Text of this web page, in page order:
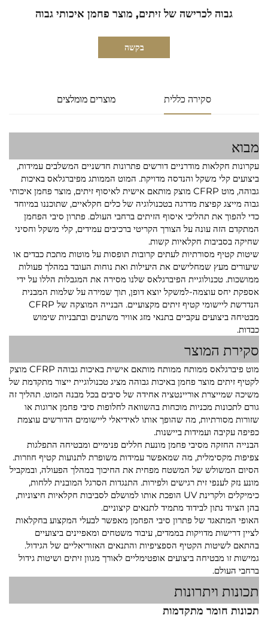
גבוה לכרישה של זיתים, מוצר פחמן איכותי גבוה
בקשה
סקירה כללית מוצרים מומלצים
מבוא
עקרונות חקלאות מודרניים דורשים פתרונות חדשניים המשלבים עמידות,
ביצועים קלי משקל והנדסה מדויקת. המוט הממותג מפיברגלאס באיכות
גבוהה, מוט CFRP מוצק מותאם אישית לאיסוף זיתים, מוצר פחמן איכותי
גבוה מייצג קפיצת מדרגה בטכנולוגיה של כלים חקלאיים, שתוכננו במיוחד
כדי להפוך את תהליכי איסוף הזיתים ברחבי העולם. פתרון סיבי הפחמן
המתקדם הזה עונה על הצורך הקריטי ברכיבים עמידים, קלי משקל וחסיני
שחיקה בסביבות חקלאיות קשות.
שיטות קטיף מסורתיות לעתים קרובות תופסות על מוטות מתכת כבדים או
שיעורים מעץ שמחלישים את היעילות ואת נוחות העובד במהלך פעולות
ממושכות. טכנולוגיית הפיברגלאס שלנו מסירה את המגבלות הללו על ידי
אספקת יחס עוצמה-למשקל יוצא דופן, תוך שמירה על שלמות המבנית
הנדרשת ליישומי קטיף זיתים מקצועיים. הבנייה המוצקה של CFRP
מבטיחה ביצועים עקביים בתנאי מזג אוויר משתנים ובתבניות שימוש
כבדות.
סקירת המוצר
מוט פיברגלאס ממותח ממותח מותאם אישית באיכות גבוהה CFRP מוצק
לקטיף זיתים מוצר פחמן באיכות גבוהה מציג טכנולוגיית ייצור מתקדמת של
משיכה שמייצרת אוריינטציה אחידה של סיבים בכל מבנה המוט. תהליך זה
גורם לתכונות מכניות מוכחות בהשוואה לחלופות סיבי פחמן ארוגות או
שזורות מסורתיות, מה שהופך אותו לאידיאלי ליישומים הדורשים עוצמת
כפיפה עקיבה ועמידות ביישנות.
הבנייה החזקה מסיבי פחמן מונעת חללים פנימיים ומבטיחה התפלגות
צפיפות מקסימלית, מה שמאפשר עמידות משופרת לתנועות קטיף חוזרות.
הסיום המשולש של המשטח מפחית את החיכוך במהלך הפעולה, ובמקביל
מונע נזק לענפי זית רגישים ולפירות. התנגדות הסרגל המובנית ללחות,
כימיקלים ולקרינת UV הופכת אותו למושלם לסביבות חקלאיות חיצוניות,
בהן הציוד נתון לבידוד מתמיד לתנאים קיצוניים.
האופי המתאגד של פתרון סיבי הפחמן מאפשר לבעלי המקצוע בחקלאות
לציין דרישות מדויקות בממדים, עיבוד משטחים ומאפיינים ביצועיים
בהתאם לשיטות הקטיף הספציפיות והתנאים האזוריאליים של הגידול.
גמישות זו מבטיחה ביצועים אופטימליים לאורך מגוון זיתים ושיטות גידול
ברחבי העולם.
תכונות ויתרונות
תכונות חומר מתקדמות